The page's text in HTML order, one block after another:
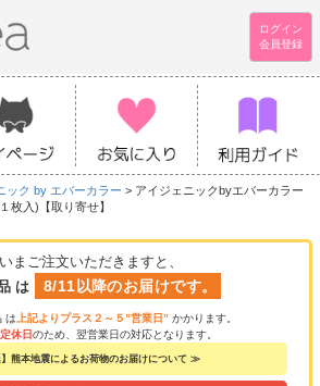
ログイン
会員登録
ック by エバーカラー > アイジェニックbyエバーカラー
枚入)【取り寄せ】
まご注文いただきますと、
は
8/11以降のお届けです。
は 上記よりプラス２～５”営業日” かかります。
休日のため、翌営業日の対応となります。
】熊本地震によるお荷物のお届けについて ≫